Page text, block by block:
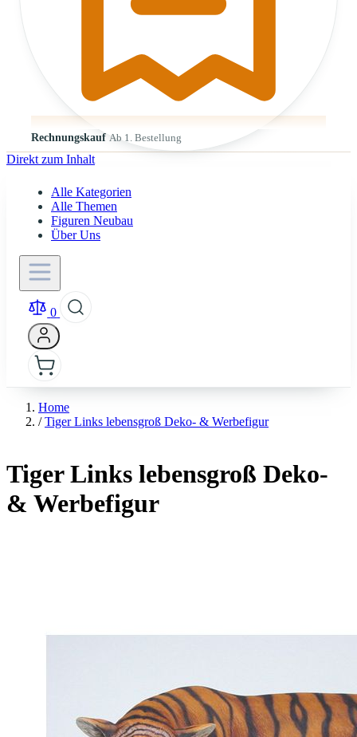
Rechnungskauf Ab 1. Bestellung
Direkt zum Inhalt
Alle Kategorien
Alle Themen
Figuren Neubau
Über Uns
0
Home
/ Tiger Links lebensgroß Deko- & Werbefigur
Tiger Links lebensgroß Deko-
& Werbefigur